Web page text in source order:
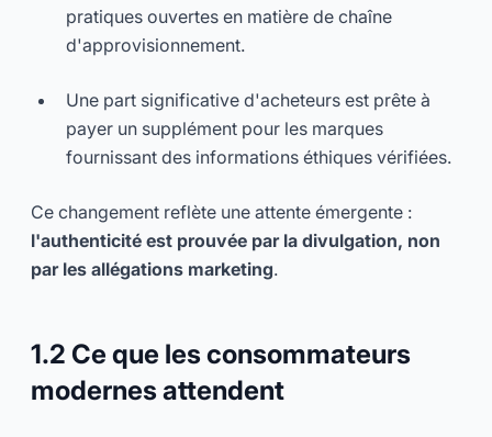
pratiques ouvertes en matière de chaîne
d'approvisionnement.
Une part significative d'acheteurs est prête à
payer un supplément pour les marques
fournissant des informations éthiques vérifiées.
Ce changement reflète une attente émergente :
l'authenticité est prouvée par la divulgation, non
par les allégations marketing.
1.2 Ce que les consommateurs
modernes attendent